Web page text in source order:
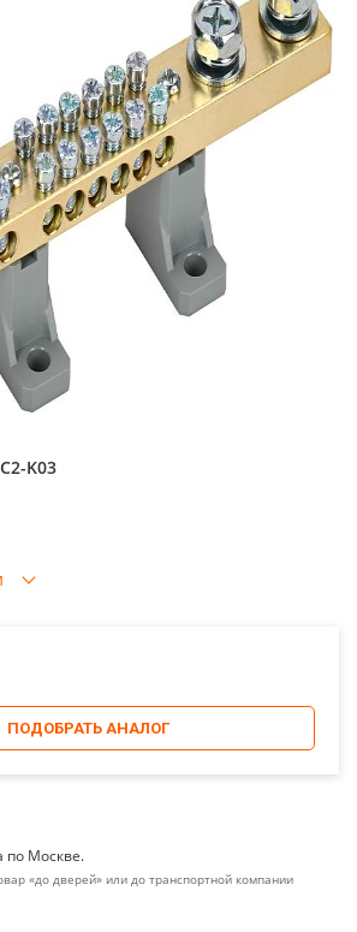
K03
ПОДОБРАТЬ АНАЛОГ
по Москве.
«до дверей» или до транспортной компании